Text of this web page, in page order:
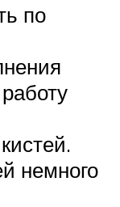
по
немного